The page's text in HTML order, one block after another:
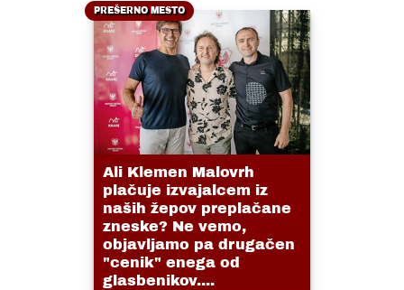
PREŠERNO MESTO
Ali Klemen Malovrh
plačuje izvajalcem iz
naših žepov preplačane
zneske? Ne vemo,
objavljamo pa drugačen
"cenik" enega od
glasbenikov....